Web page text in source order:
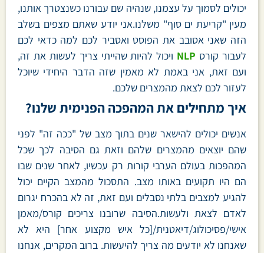
יכולים לסמוך על עצמנו, שנהיה שם עבורנו כשנצטרך אותנו,
מעין "קריעת ים סוף" משלנו.אני יודע שאתם מצפים בשלב
הזה שאני אסובב את הפוסט ואסביר לכם למה כדאי לכם
לעבור קורס NLP ויכול להיות שהייתי צריך לעשות את זה,
ועם זאת, אני באמת לא מאמין שזה הדבר היחידי שיוכל
לעזור לכם לצאת מהמצרים שלכם.
איך מתחילים את המהפכה הפנימית שלנו?
אנשים יכולים להישאר שנים בתוך מצב של "ככה זה" לפני
שהם יוצאים מהמצרים שלהם וזאת גם הסיבה לכך שכל
המהפכות בעולם הערבי קורות רק עכשיו, לאחר שנים שבו
הם היו תקועים באותו מצב. התסכול מהמצב הקיים יכול
להגיע למצבים בלתי נסבלים ועם זאת, זה לא בהכרח יגרום
לאדם לצאת ולעשות.הסיבה שרובנו צריכים קורס/מאמן
אישי/פסיכולוג/דיאטנית/[כל איש מקצוע אחר] היא לא
שאנחנו לא יודעים מה צריך להיעשות. ברוב המקרים, אנחנו